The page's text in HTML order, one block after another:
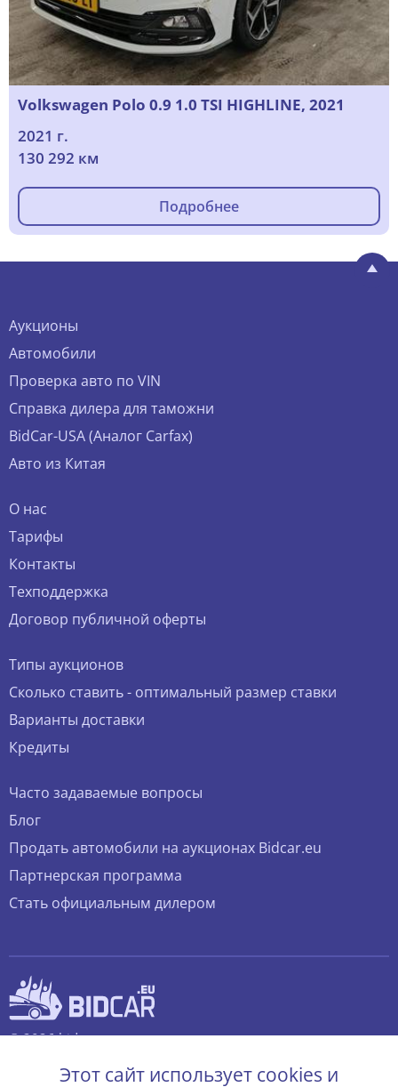
Volkswagen Polo 0.9 1.0 TSI HIGHLINE, 2021
2021 г.
130 292 км
Подробнее
Аукционы
Автомобили
Проверка авто по VIN
Справка дилера для таможни
BidCar-USA (Аналог Carfax)
Авто из Китая
О нас
Тарифы
Контакты
Техподдержка
Договор публичной оферты
Типы аукционов
Сколько ставить - оптимальный размер ставки
Варианты доставки
Кредиты
Часто задаваемые вопросы
Блог
Продать автомобили на аукционах Bidcar.eu
Партнерская программа
Стать официальным дилером
© 2026 bidcar.eu
Этот сайт использует cookies и